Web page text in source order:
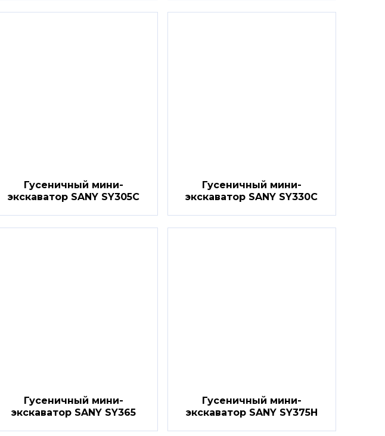
Гусеничный мини-
экскаватор SANY SY305C
Гусеничный мини-
экскаватор SANY SY330C
Гусеничный мини-
экскаватор SANY SY365
Гусеничный мини-
экскаватор SANY SY375H